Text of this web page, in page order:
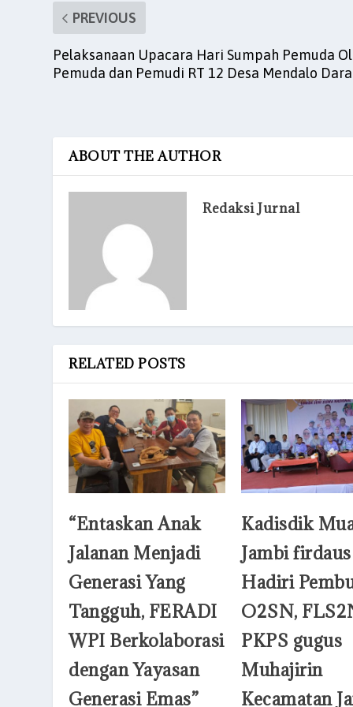
PREVIOUS
Pelaksanaan Upacara Hari Sumpah Pemuda
Pemuda dan Pemudi RT 12 Desa Mendalo
ABOUT THE AUTHOR
Redaksi Jurnal
RELATED POSTS
“Entaskan Anak
Jalanan Menjadi
Generasi Yang
Tangguh, FERADI
WPI Berkolaborasi
dengan Yayasan
Generasi Emas”
Kadisdik
Jambi firdaus
Hadiri
O2SN,
PKPS gugus
Muhajirin
Kecamatan